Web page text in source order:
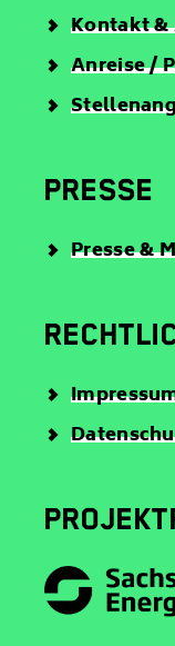
Kontakt &
Anreise /
PRESSE
Presse &